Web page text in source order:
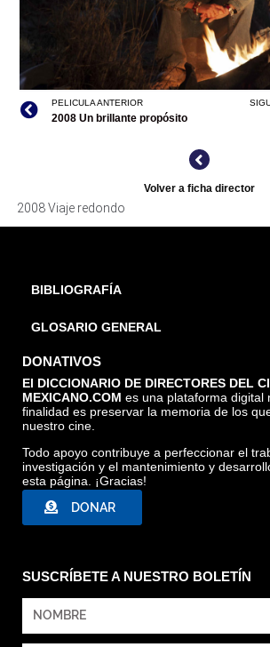
VIAJE REDONDO, TOMADA DE
PELICULA ANTERIOR
2008 Un brillante propósito
Volver a ficha director
2008 Viaje redondo
BIBLIOGRAFÍA
GLOSARIO GENERAL
DONATIVOS
El DICCIONARIO DE DIRECTORES DEL
MEXICANO.COM es una plataforma digital
finalidad es preservar la memoria de los
nuestro cine.
Todo apoyo contribuye a perfeccionar el
investigación y el mantenimiento y
esta página. ¡Gracias!
DONAR
SUSCRÍBETE A NUESTRO BOLETÍN